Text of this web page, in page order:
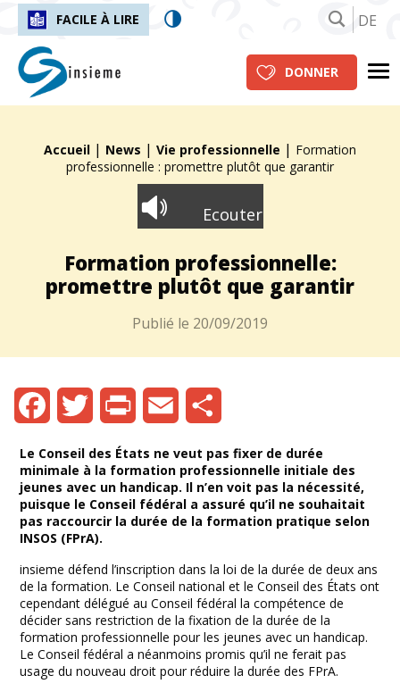
FACILE À LIRE DE
insieme.ch
DONNER
Fil d'Ariane :
Accueil | News | Vie professionnelle | Formation
professionnelle : promettre plutôt que garantir
Ecouter
Formation professionnelle:
promettre plutôt que garantir
Publié le 20/09/2019
Le Conseil des États ne veut pas fixer de durée
minimale à la formation professionnelle initiale des
jeunes avec un handicap. Il n’en voit pas la nécessité,
puisque le Conseil fédéral a assuré qu’il ne souhaitait
pas raccourcir la durée de la formation pratique selon
INSOS (FPrA).
insieme défend l’inscription dans la loi de la durée de deux ans
de la formation. Le Conseil national et le Conseil des États ont
cependant délégué au Conseil fédéral la compétence de
décider sans restriction de la fixation de la durée de la
formation professionnelle pour les jeunes avec un handicap.
Le Conseil fédéral a néanmoins promis qu’il ne ferait pas
usage du nouveau droit pour réduire la durée des FPrA.